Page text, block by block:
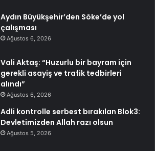
Aydın Büyükşehir’den Söke’de yol
çalışması
Ağustos 6, 2026
Vali Aktaş: “Huzurlu bir bayram için
gerekli asayiş ve trafik tedbirleri
alındı”
Ağustos 6, 2026
Adli kontrolle serbest bırakılan Blok3:
Devletimizden Allah razı olsun
Ağustos 5, 2026